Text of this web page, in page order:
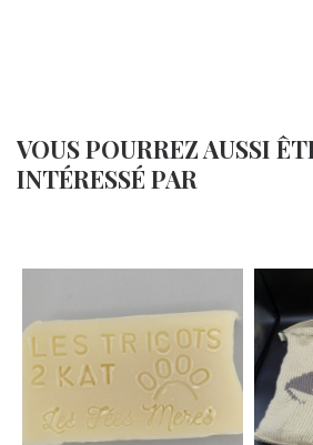
VOUS POURREZ AUSSI
INTÉRESSÉ PAR